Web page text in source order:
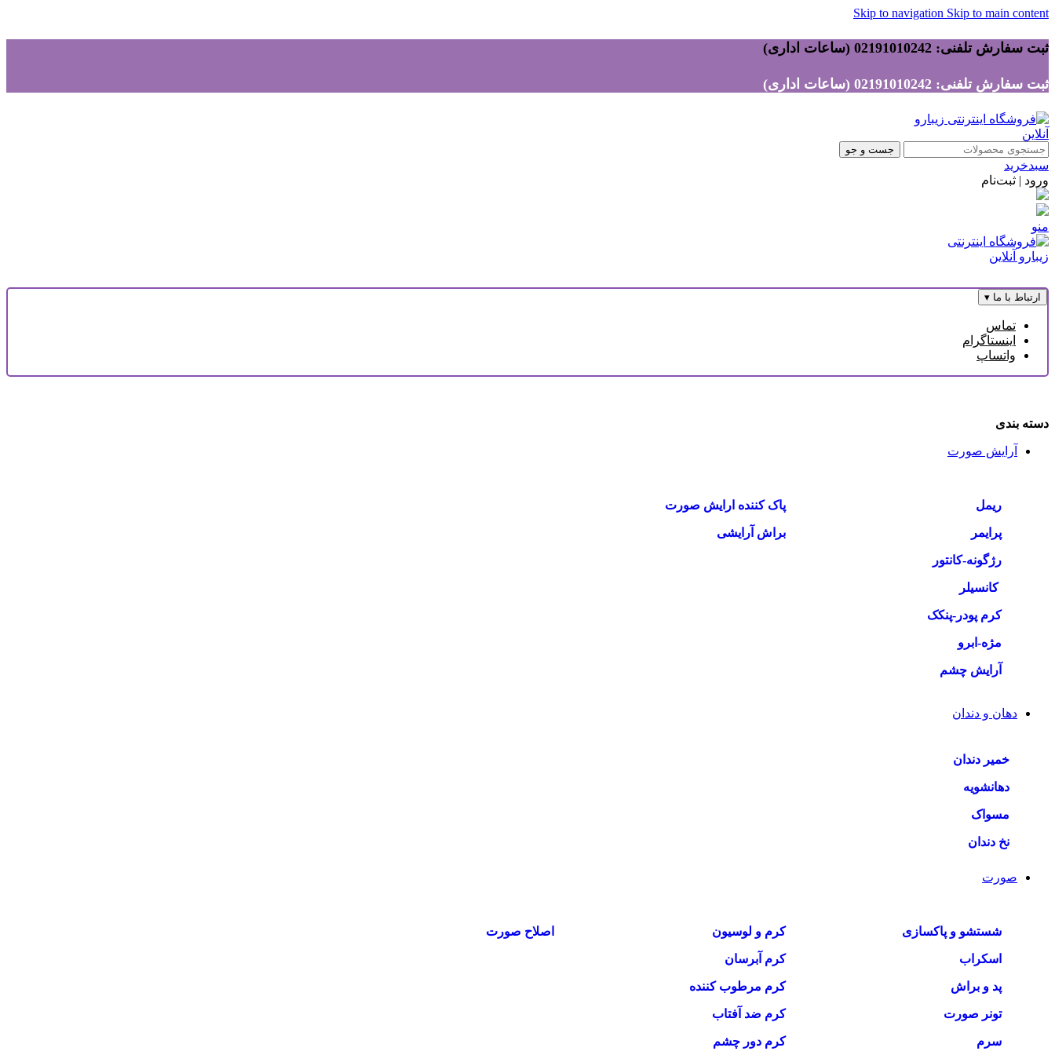
Skip to navigation Skip to main content
ثبت سفارش تلفنی: 02191010242 (ساعات اداری)
ثبت سفارش تلفنی: 02191010242 (ساعات اداری)
جست و جو
سبدخرید
ورود | ثبت‌نام
منو
ارتباط با ما ▾
تماس
اینستاگرام
واتساپ
دسته بندی
آرایش صورت
ریمل
پرایمر
رژگونه-کانتور
کانسیلر
کرم پودر-پنکک
مژه-ابرو
آرایش چشم
پاک کننده ارایش صورت
براش آرایشی
دهان و دندان
خمیر دندان
دهانشویه
مسواک
نخ دندان
صورت
شستشو و پاکسازی
اسکراب
پد و براش
تونر صورت
سرم
کرم و لوسیون
کرم آبرسان
کرم مرطوب کننده
کرم ضد آفتاب
کرم دور چشم
اصلاح صورت